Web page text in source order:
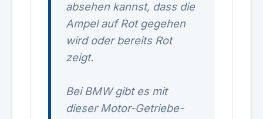
absehen kannst, dass die
Ampel auf Rot gegehen
wird oder bereits Rot
zeigt.
Bei BMW gibt es mit
dieser Motor-Getriebe-